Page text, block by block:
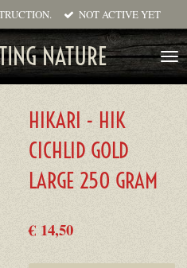
NATURE
NOT ACTIVE YET
HIKARI - HIK
CICHLID GOLD
LARGE 250 GRAM
€ 14,50